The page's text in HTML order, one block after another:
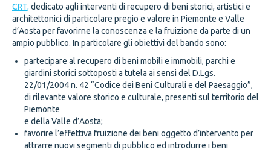
CRT, dedicato agli interventi di recupero di beni storici, artistici e
architettonici di particolare pregio e valore in Piemonte e Valle
d’Aosta per favorirne la conoscenza e la fruizione da parte di un
ampio pubblico. In particolare gli obiettivi del bando sono:
partecipare al recupero di beni mobili e immobili, parchi e
giardini storici sottoposti a tutela ai sensi del D.Lgs.
22/01/2004 n. 42 “Codice dei Beni Culturali e del Paesaggio”,
di rilevante valore storico e culturale, presenti sul territorio del
Piemonte
e della Valle d’Aosta;
favorire l’effettiva fruizione dei beni oggetto d’intervento per
attrarre nuovi segmenti di pubblico ed introdurre i beni